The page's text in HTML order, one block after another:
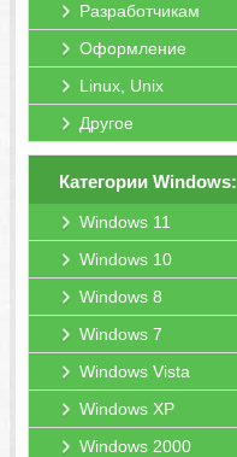
Разработчикам
Оформление
Linux, Unix
Другое
Категории Windows:
Windows 11
Windows 10
Windows 8
Windows 7
Windows Vista
Windows XP
Windows 2000